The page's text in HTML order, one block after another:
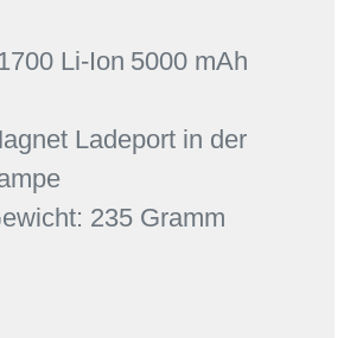
Li-Ion 5000 mAh
Ladeport in der
235 Gramm